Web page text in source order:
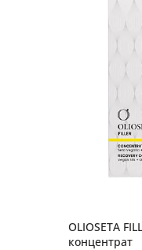
OLIOSETA
концентрат